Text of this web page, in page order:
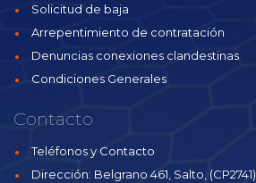
Solicitud de baja
Arrepentimiento de contratación
Denuncias conexiones clandestinas
Condiciones Generales
Contacto
Teléfonos y Contacto
Dirección: Belgrano 461, Salto, (CP2741)